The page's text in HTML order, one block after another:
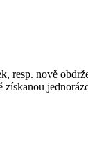
resp. nově